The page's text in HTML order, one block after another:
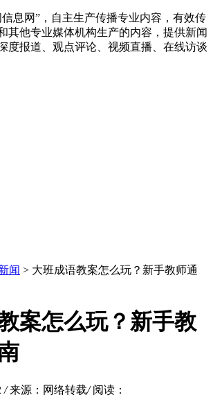
息网”，自主生产传播专业内容，有效传
其他专业媒体机构生产的内容，提供新闻
度报道、观点评论、视频直播、在线访谈
闻 > 大班成语教案怎么玩？新手教师通
案怎么玩？新手教
/ 来源：网络转载/ 阅读：